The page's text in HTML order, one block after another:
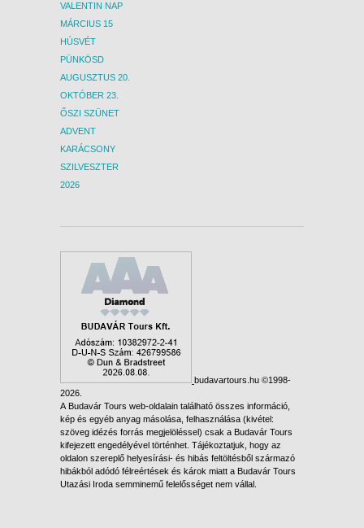
VALENTIN NAP
MÁRCIUS 15
HÚSVÉT
PÜNKÖSD
AUGUSZTUS 20.
OKTÓBER 23.
ŐSZI SZÜNET
ADVENT
KARÁCSONY
SZILVESZTER
2026
budavartours.hu ©1998-
2026.
A Budavár Tours web-oldalain található összes információ,
kép és egyéb anyag másolása, felhasználása (kivétel:
szöveg idézés forrás megjelöléssel) csak a Budavár Tours
kifejezett engedélyével történhet. Tájékoztatjuk, hogy az
oldalon szereplő helyesírási- és hibás feltöltésből származó
hibákból adódó félreértések és károk miatt a Budavár Tours
Utazási Iroda semminemű felelősséget nem vállal.